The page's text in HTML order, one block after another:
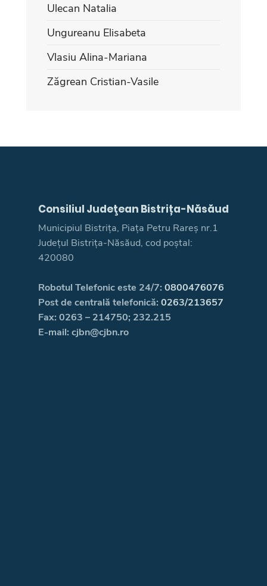
Ulecan Natalia
Ungureanu Elisabeta
Vlasiu Alina-Mariana
Zăgrean Cristian-Vasile
Consiliul Judeţean Bistrița-Năsăud
Municipiul Bistrița, Piața Petru Rareș nr.1
Județul Bistrița-Năsăud, cod poștal:
420080
Robotul Telefonic este 24/7: 0800476076
Post de centrală telefonică: 0263/213657
Fax: 0263 – 214750; 232.215
E-mail: cjbn@cjbn.ro